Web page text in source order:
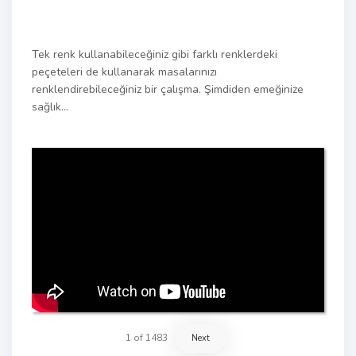
Tek renk kullanabileceğiniz gibi farklı renklerdeki
peçeteleri de kullanarak masalarınızı
renklendirebileceğiniz bir çalışma. Şimdiden emeğinize
sağlık…
1 of 1483 Next